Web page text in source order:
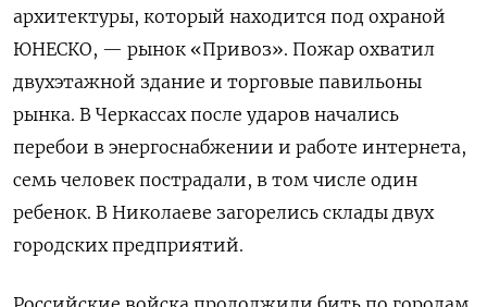
архитектуры, который находится под охраной
ЮНЕСКО, — рынок «Привоз». Пожар охватил
двухэтажной здание и торговые павильоны
рынка. В Черкассах после ударов начались
перебои в энергоснабжении и работе интернета,
семь человек пострадали, в том числе один
ребенок. В Николаеве загорелись склады двух
городских предприятий.